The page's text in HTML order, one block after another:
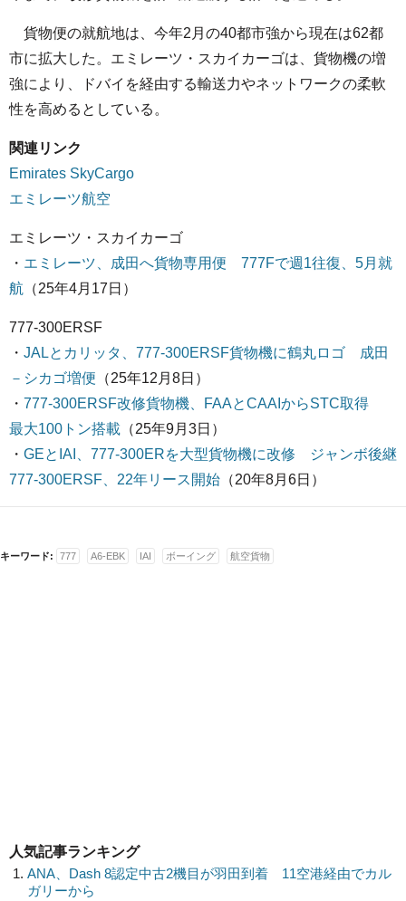
貨物便の就航地は、今年2月の40都市強から現在は62都
市に拡大した。エミレーツ・スカイカーゴは、貨物機の増
強により、ドバイを経由する輸送力やネットワークの柔軟
性を高めるとしている。
関連リンク
Emirates SkyCargo
エミレーツ航空
エミレーツ・スカイカーゴ
・ エミレーツ、成田へ貨物専用便 777Fで週1往復、5月就
航 （25年4月17日）
777-300ERSF
・ JALとカリッタ、777-300ERSF貨物機に鶴丸ロゴ 成田
－シカゴ増便 （25年12月8日）
・ 777-300ERSF改修貨物機、FAAとCAAIからSTC取得
最大100トン搭載 （25年9月3日）
・ GEとIAI、777-300ERを大型貨物機に改修 ジャンボ後継
777-300ERSF、22年リース開始 （20年8月6日）
キーワード: 777 A6-EBK IAI ボーイング 航空貨物
人気記事ランキング
ANA、Dash 8認定中古2機目が羽田到着 11空港経由でカル
ガリーから